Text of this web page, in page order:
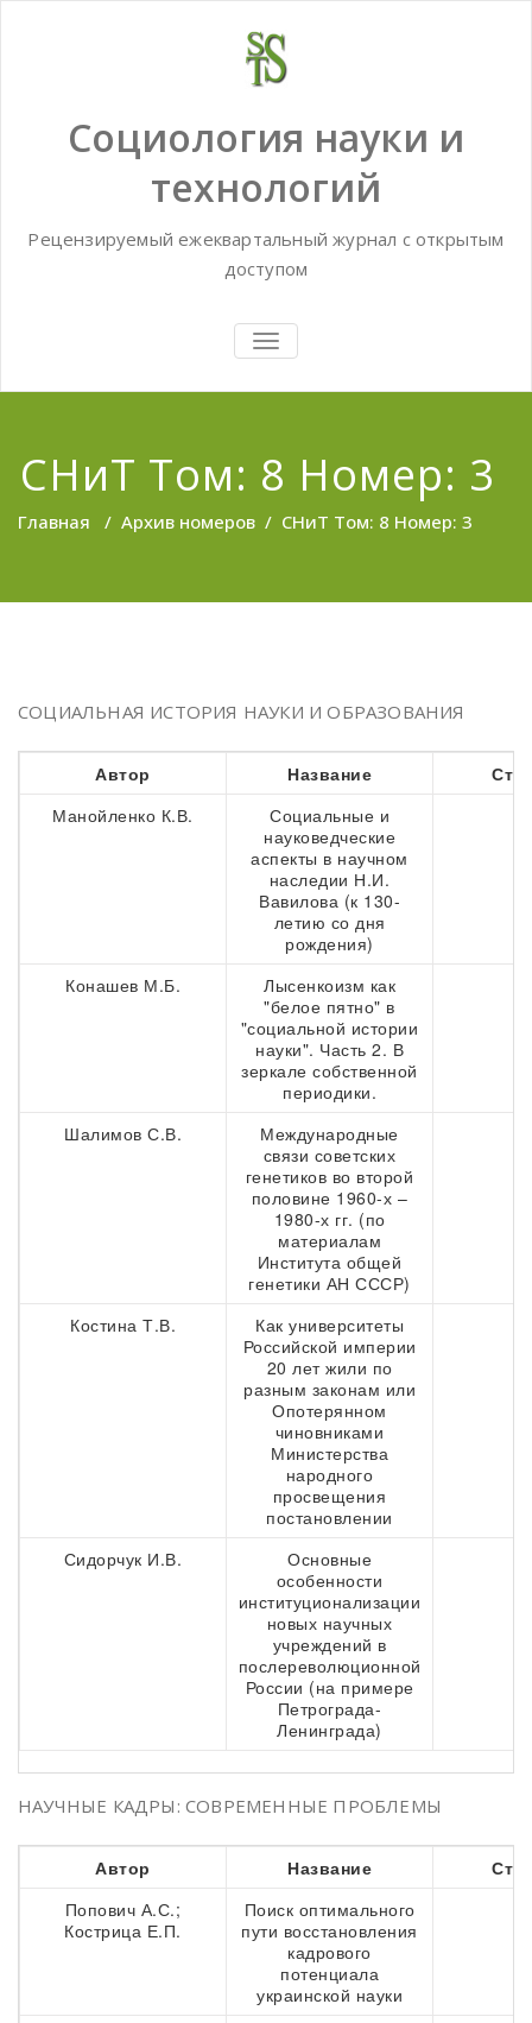
Социология науки и
технологий
Рецензируемый ежеквартальный журнал с открытым
доступом
TOGGLE
NAVIGATION
СНиТ Том: 8 Номер: 3
Главная / Архив номеров / СНиТ Том: 8 Номер: 3
СОЦИАЛЬНАЯ ИСТОРИЯ НАУКИ И ОБРАЗОВАНИЯ
Автор Название
Манойленко К.В.
Социальные и
науковедческие
аспекты в научном
наследии Н.И.
Вавилова (к 130-
летию со дня
рождения)
Конашев М.Б.
Лысенкоизм как
"белое пятно" в
"социальной истории
науки". Часть 2. В
зеркале собственной
периодики.
Шалимов С.В.
Международные
связи советских
генетиков во второй
половине 1960-х –
1980-х гг. (по
материалам
Института общей
генетики АН СССР)
Костина Т.В.
Как университеты
Российской империи
20 лет жили по
разным законам или
Опотерянном
чиновниками
Министерства
народного
просвещения
постановлении
Сидорчук И.В.
Основные
особенности
институционализации
новых научных
учреждений в
послереволюционной
России (на примере
Петрограда-
Ленинграда)
НАУЧНЫЕ КАДРЫ: СОВРЕМЕННЫЕ ПРОБЛЕМЫ
Автор Название
Попович А.С.;
Кострица Е.П.
Поиск оптимального
пути восстановления
кадрового
потенциала
украинской науки